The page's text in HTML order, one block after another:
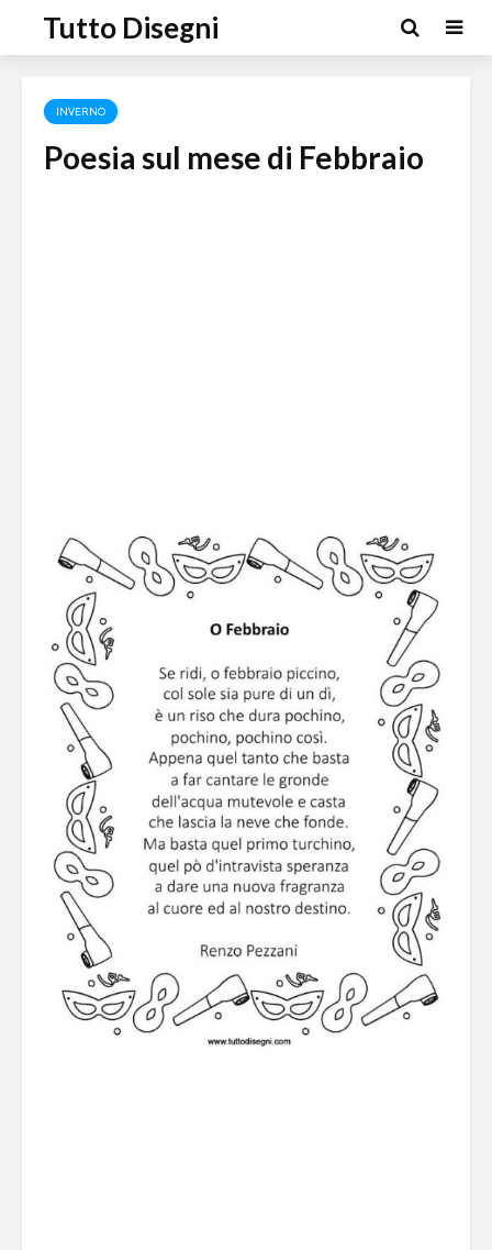
Tutto Disegni
INVERNO
Poesia sul mese di Febbraio